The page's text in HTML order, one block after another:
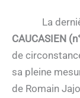
La
CAUCASIEN
de
sa pleine
de Romain